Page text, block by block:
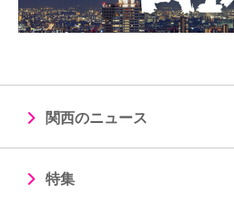
関西のニュース
特集